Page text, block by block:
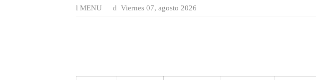
MENU Viernes 07, agosto 2026